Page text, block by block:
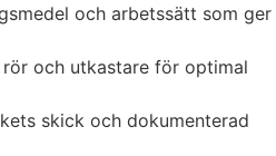
och arbetssätt som ger
rör och utkastare för optimal
skick och dokumenterad